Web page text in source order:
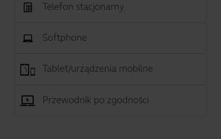
Telefon stacjonarny
Softphone
Tablet/urządzenia mobilne
Przewodnik po zgodności